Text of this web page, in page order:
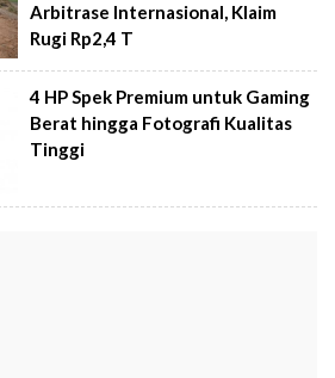
Arbitrase Internasional, Klaim
Rugi Rp2,4 T
4 HP Spek Premium untuk Gaming
Berat hingga Fotografi Kualitas
Tinggi